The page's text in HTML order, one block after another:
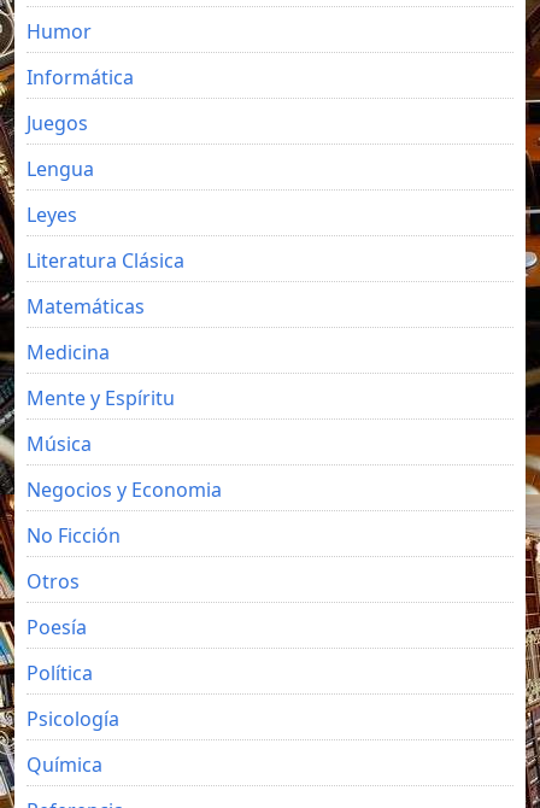
Humor
Informática
Juegos
Lengua
Leyes
Literatura Clásica
Matemáticas
Medicina
Mente y Espíritu
Música
Negocios y Economia
No Ficción
Otros
Poesía
Política
Psicología
Química